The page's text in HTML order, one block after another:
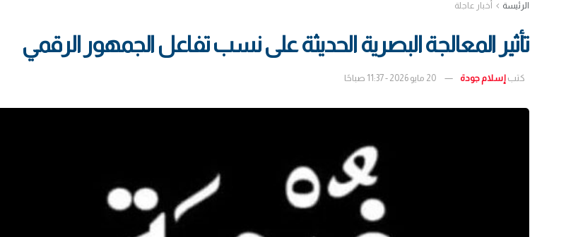
الرئيسة أخبار عاجلة
تأثير المعالجة البصرية الحديثة على نسب تفاعل الجمهور الرقمي
كتب إسلام جودة 20 مايو 2026 - 11:37 صباحًا